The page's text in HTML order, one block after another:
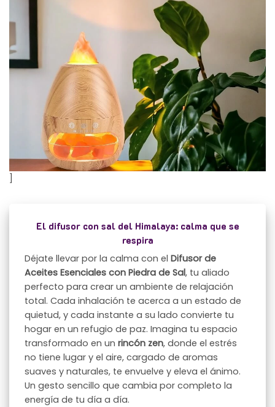
El difusor con sal del Himalaya: calma que se
respira
Déjate llevar por la calma con elDifusor de
Aceites Esenciales con Piedra de Sal, tu aliado
perfecto para crear un ambiente de relajación
total. Cada inhalación te acerca a un estado de
quietud, y cada instante a su lado convierte tu
hogar en un refugio de paz. Imagina tu espacio
transformado en unrincón zen, donde el estrés
no tiene lugar y el aire, cargado de aromas
suaves y naturales, te envuelve y eleva el ánimo.
Un gesto sencillo que cambia por completo la
energía de tu día a día.